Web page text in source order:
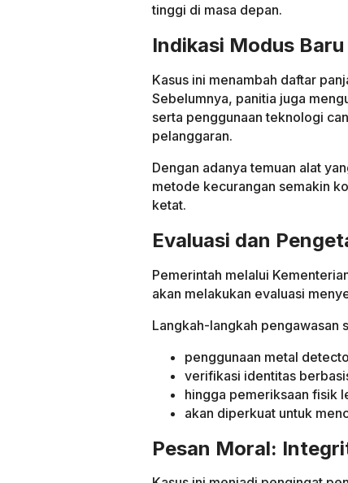
tinggi di masa depan.
Indikasi Modus
Kasus ini menambah daftar
Sebelumnya, panitia juga
serta penggunaan teknologi
pelanggaran.
Dengan adanya temuan alat
metode kecurangan semakin
ketat.
Evaluasi dan
Pemerintah melalui
akan melakukan evaluasi
Langkah-langkah pengawasan
penggunaan metal
verifikasi identitas
hingga pemeriksaan fisik
akan diperkuat untuk
Pesan Moral: